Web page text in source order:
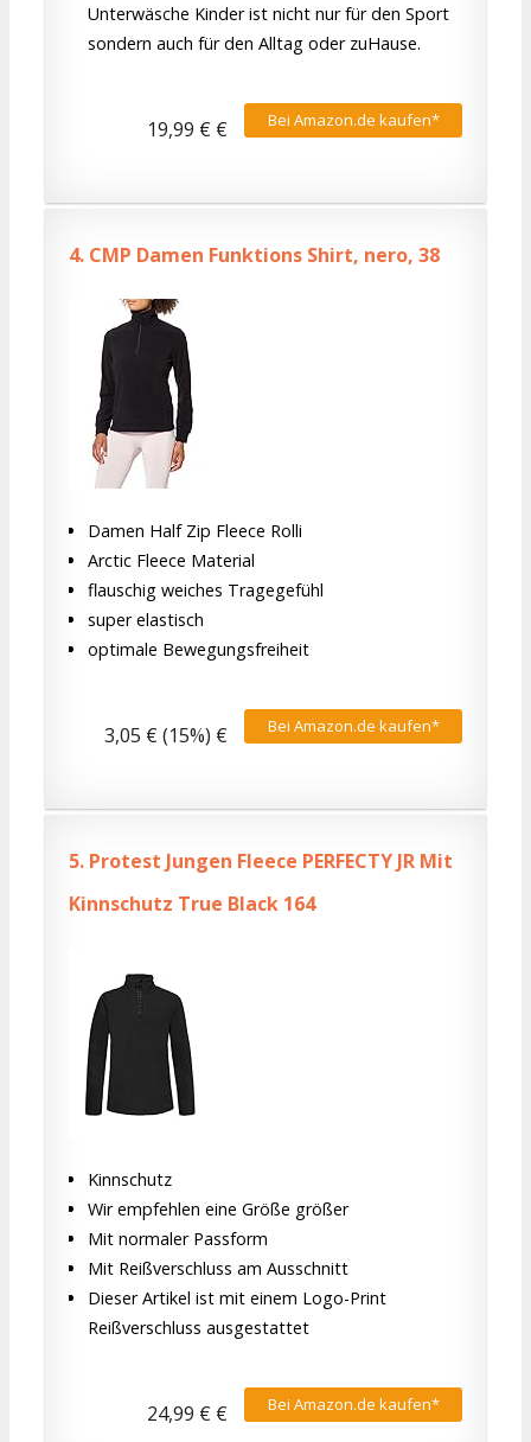
Unterwäsche Kinder ist nicht nur für den Sport
sondern auch für den Alltag oder zuHause.
Bei Amazon.de kaufen*
19,99 € €
4. CMP Damen Funktions Shirt, nero, 38
Damen Half Zip Fleece Rolli
Arctic Fleece Material
flauschig weiches Tragegefühl
super elastisch
optimale Bewegungsfreiheit
Bei Amazon.de kaufen*
3,05 € (15%) €
5. Protest Jungen Fleece PERFECTY JR Mit
Kinnschutz True Black 164
Kinnschutz
Wir empfehlen eine Größe größer
Mit normaler Passform
Mit Reißverschluss am Ausschnitt
Dieser Artikel ist mit einem Logo-Print
Reißverschluss ausgestattet
Bei Amazon.de kaufen*
24,99 € €